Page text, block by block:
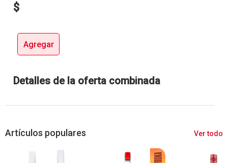
$
Agregar
Detalles de la oferta combinada
Artículos populares Ver todo